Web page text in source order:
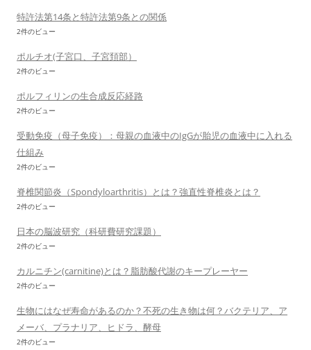
特許法第14条と特許法第9条との関係
2件のビュー
ポルチオ(子宮口、子宮頚部）
2件のビュー
ポルフィリンの生合成反応経路
2件のビュー
受動免疫（母子免疫）：母親の血液中のIgGが胎児の血液中に入れる
仕組み
2件のビュー
脊椎関節炎（Spondyloarthritis）とは？強直性脊椎炎とは？
2件のビュー
日本の脳波研究（科研費研究課題）
2件のビュー
カルニチン(carnitine)とは？脂肪酸代謝のキープレーヤー
2件のビュー
生物にはなぜ寿命があるのか？不死の生き物は何？バクテリア、ア
メーバ、プラナリア、ヒドラ、酵母
2件のビュー